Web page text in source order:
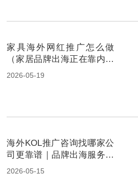
家具海外网红推广怎么做
（家居品牌出海正在靠内容
种草）
2026-05-19
海外KOL推广咨询找哪家公
司更靠谱｜品牌出海服务商
对比参考
2026-05-15